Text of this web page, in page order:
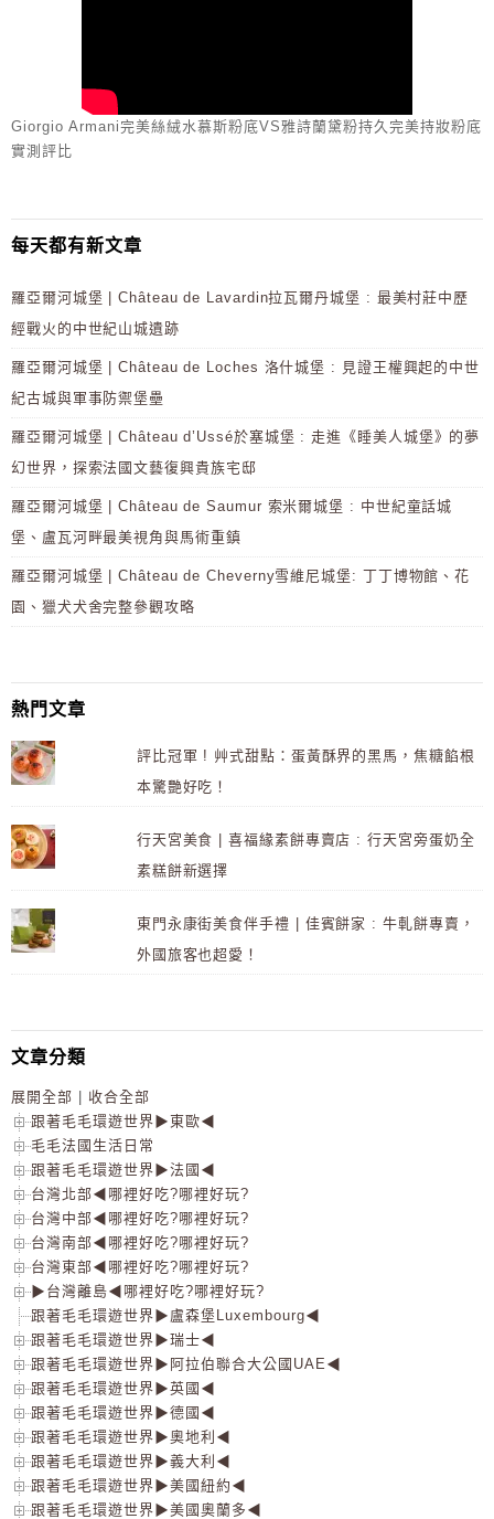
Giorgio Armani完美絲絨水慕斯粉底VS雅詩蘭黛粉持久完美持妝粉底
實測評比
每天都有新文章
羅亞爾河城堡 | Château de Lavardin拉瓦爾丹城堡 : 最美村莊中歷
經戰火的中世紀山城遺跡
羅亞爾河城堡 | Château de Loches 洛什城堡 : 見證王權興起的中世
紀古城與軍事防禦堡壘
羅亞爾河城堡 | Château d’Ussé於塞城堡 : 走進《睡美人城堡》的夢
幻世界，探索法國文藝復興貴族宅邸
羅亞爾河城堡 | Château de Saumur 索米爾城堡 : 中世紀童話城
堡、盧瓦河畔最美視角與馬術重鎮
羅亞爾河城堡 | Château de Cheverny雪維尼城堡: 丁丁博物館、花
園、獵犬犬舍完整參觀攻略
熱門文章
評比冠軍 ! 艸式甜點：蛋黃酥界的黑馬，焦糖餡根
本驚艷好吃！
行天宮美食 | 喜福緣素餅專賣店 : 行天宮旁蛋奶全
素糕餅新選擇
東門永康街美食伴手禮 | 佳賓餅家 : 牛軋餅專賣，
外國旅客也超愛！
文章分類
展開全部
收合全部
跟著毛毛環遊世界▶東歐◀
毛毛法國生活日常
跟著毛毛環遊世界▶法國◀
台灣北部◀哪裡好吃?哪裡好玩?
台灣中部◀哪裡好吃?哪裡好玩?
台灣南部◀哪裡好吃?哪裡好玩?
台灣東部◀哪裡好吃?哪裡好玩?
▶台灣離島◀哪裡好吃?哪裡好玩?
跟著毛毛環遊世界▶盧森堡Luxembourg◀
跟著毛毛環遊世界▶瑞士◀
跟著毛毛環遊世界▶阿拉伯聯合大公國UAE◀
跟著毛毛環遊世界▶英國◀
跟著毛毛環遊世界▶德國◀
跟著毛毛環遊世界▶奧地利◀
跟著毛毛環遊世界▶義大利◀
跟著毛毛環遊世界▶美國紐約◀
跟著毛毛環遊世界▶美國奧蘭多◀